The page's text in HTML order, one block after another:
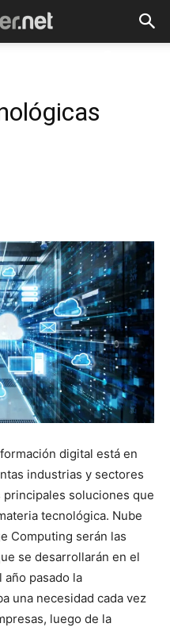
digital está en
industrias y sectores
soluciones que
tecnológica. Nube
Computing serán las
se desarrollarán en el
año pasado la
una necesidad cada vez
luego de la